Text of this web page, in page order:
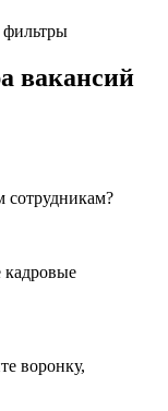
фильтры
вакансий
сотрудникам?
кадровые
воронку,